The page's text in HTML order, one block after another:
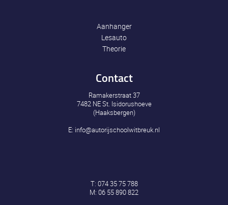
Aanhanger
Lesauto
Theorie
Contact
Ramakerstraat 37
7482 NE St. Isidorushoeve
(Haaksbergen)
E: info@autorijschoolwitbreuk.nl
T: 074 35 75 788
M: 06 55 890 822